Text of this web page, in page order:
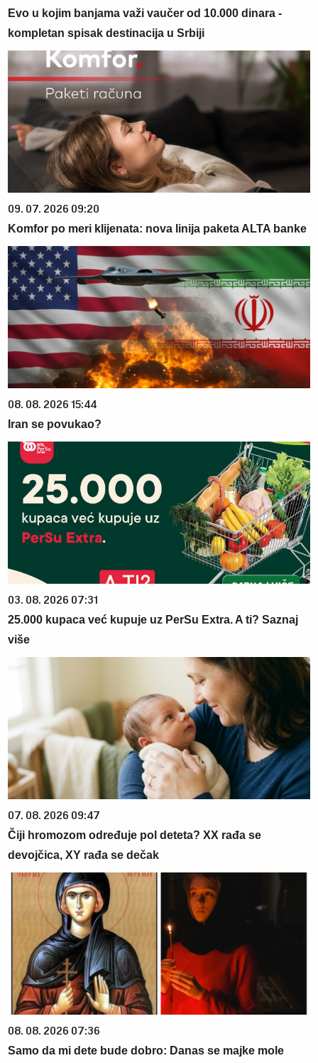
Evo u kojim banjama važi vaučer od 10.000 dinara -
kompletan spisak destinacija u Srbiji
09. 07. 2026 09:20
Komfor po meri klijenata: nova linija paketa ALTA banke
08. 08. 2026 15:44
Iran se povukao?
03. 08. 2026 07:31
25.000 kupaca već kupuje uz PerSu Extra. A ti? Saznaj
više
07. 08. 2026 09:47
Čiji hromozom određuje pol deteta? XX rađa se
devojčica, XY rađa se dečak
08. 08. 2026 07:36
Samo da mi dete bude dobro: Danas se majke mole